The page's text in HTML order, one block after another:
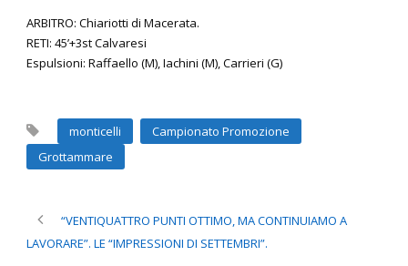
ARBITRO: Chiariotti di Macerata.
RETI: 45’+3st Calvaresi
Espulsioni: Raffaello (M), Iachini (M), Carrieri (G)
monticelli
Campionato Promozione
Grottammare
“VENTIQUATTRO PUNTI OTTIMO, MA CONTINUIAMO A
LAVORARE”. LE “IMPRESSIONI DI SETTEMBRI”.